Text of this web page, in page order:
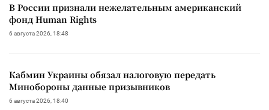
В России признали нежелательным американский
фонд Human Rights
6 августа 2026, 18:48
Кабмин Украины обязал налоговую передать
Минобороны данные призывников
6 августа 2026, 18:40